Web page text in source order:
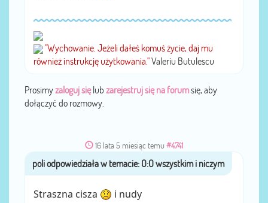
"Wychowanie. Jeżeli dałeś komuś życie, daj mu
również instrukcję użytkowania."Valeriu Butulescu
Prosimyzaloguj sięlub zarejestruj się na forumsię, aby
dołączyć do rozmowy.
16 lata 5 miesiąc temu #4741
przezpoli
Straszna cisza i nudy